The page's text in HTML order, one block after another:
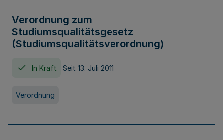
Verordnung zum
Studiumsqualitätsgesetz
(Studiumsqualitätsverordnung)
In Kraft Seit 13. Juli 2011
Verordnung